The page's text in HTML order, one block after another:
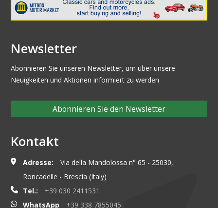
Newsletter
Abonnieren Sie unseren Newsletter, um über unsere
Neuigkeiten und Aktionen informiert zu werden
Abonnieren Sie den Newsletter
Kontakt
Adresse:
Via della Mandolossa n° 65 - 25030,
Roncadelle - Brescia (Italy)
Tel.:
+39 030 2411531
WhatsApp
+39 338 7855045